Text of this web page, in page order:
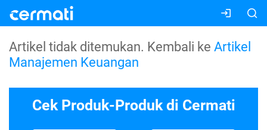
Artikel tidak ditemukan. Kembali ke Artikel
Manajemen Keuangan
Cek Produk-Produk di Cermati